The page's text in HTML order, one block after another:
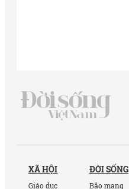
XÃ HỘI
Giáo dục
ĐỜI SỐNG
Bão mạng